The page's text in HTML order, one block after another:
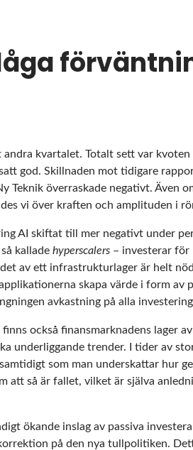
kvartalet. Totalt sett var kvoten
god. Skillnaden mot tidigare
Teknik överraskade negativt. Även
vi över kraften och amplituden i
AI skiftat till mer negativt under
kallade hyperscalers – investerar för
av ett infrastrukturlager är helt
skapa värde i form
avkastning på alla
också finansmarknadens lager
underliggande trender. I tider av
som man underskattar hur
att så är fallet, vilket är själva
ökande inslag av passiva
på den nya tullpolitiken.